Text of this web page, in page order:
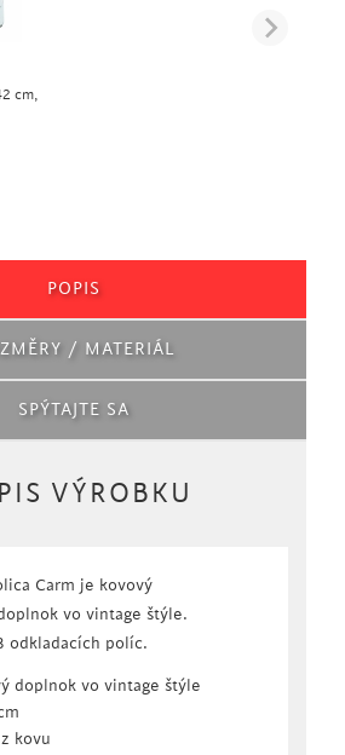
cm,
POPIS
/ MATERIÁL
SPÝTAJTE SA
VÝROBKU
Carm je kovový
vo vintage štýle.
odkladacích políc.
doplnok vo vintage štýle
kovu